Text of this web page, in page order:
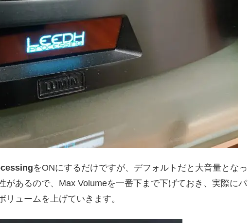
をONにするだけですが、デフォルトだと大音量となっ
があるので、Max Volumeを一番下まで下げておき、実際にパ
ュームを上げていきます。